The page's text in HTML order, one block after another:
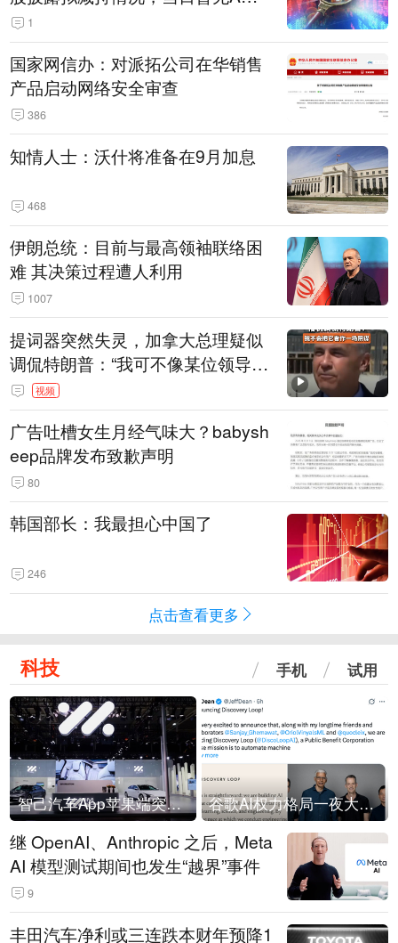
公司披露拟增持情况（表）
1
国家网信办：对派拓公司在华销售
产品启动网络安全审查
386
知情人士：沃什将准备在9月加息
468
伊朗总统：目前与最高领袖联络困
难 其决策过程遭人利用
1007
提词器突然失灵，加拿大总理疑似
调侃特朗普：“我可不像某位领导
人，把这当成一场阴谋”，全场哄笑
视频
广告吐槽女生月经气味大？babysh
eep品牌发布致歉声明
80
韩国部长：我最担心中国了
246
点击查看更多
科技 手机 试用
智己汽车App苹果端突然“下架” 谷歌AI权力格局一夜大洗牌
继 OpenAI、Anthropic 之后，Meta
AI 模型测试期间也发生“越界”事件
9
丰田汽车净利或三连跌本财年预降1